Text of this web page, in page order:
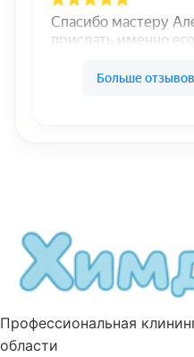
Профессиональная
области